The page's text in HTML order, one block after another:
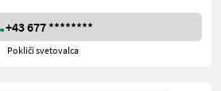
+43 677 ********
Pokliči svetovalca